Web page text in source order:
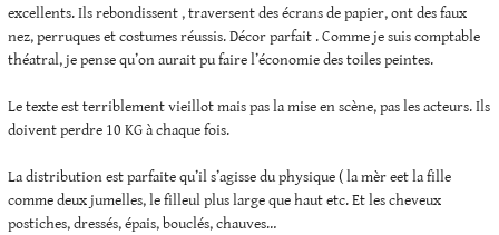
excellents. Ils rebondissent , traversent des écrans de papier, ont des faux
nez, perruques et costumes réussis. Décor parfait . Comme je suis comptable
théatral, je pense qu’on aurait pu faire l’économie des toiles peintes.
Le texte est terriblement vieillot mais pas la mise en scène, pas les acteurs. Ils
doivent perdre 10 KG à chaque fois.
La distribution est parfaite qu’il s’agisse du physique ( la mèr eet la fille
comme deux jumelles, le filleul plus large que haut etc. Et les cheveux
postiches, dressés, épais, bouclés, chauves…